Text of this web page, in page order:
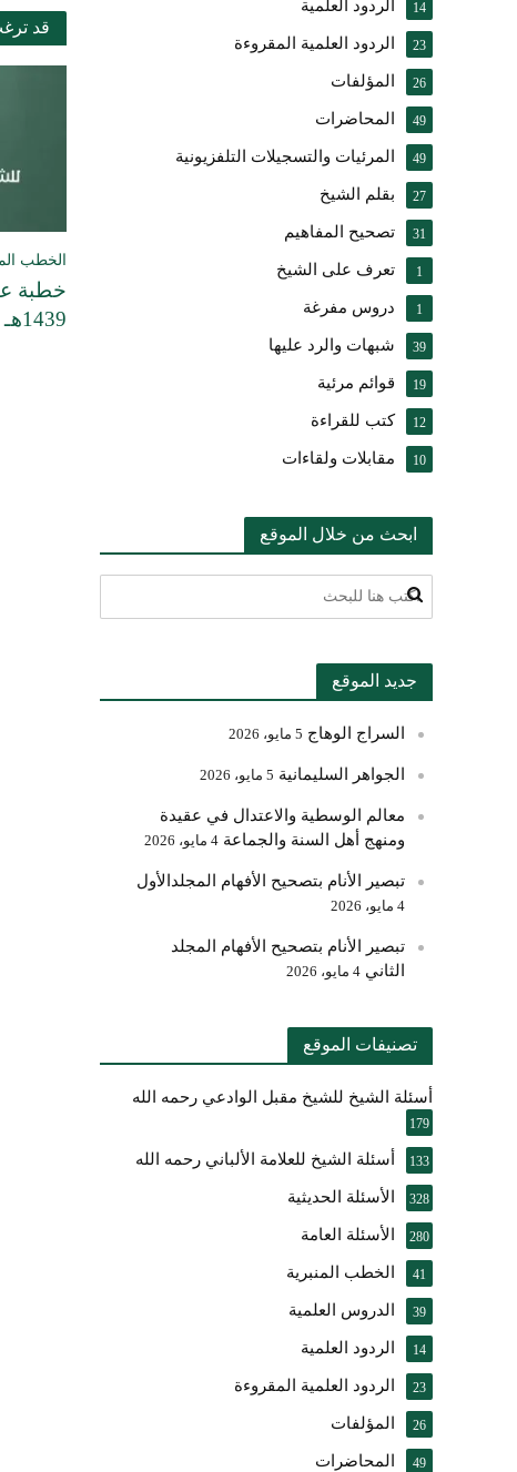
قد
الخطب
خطبة
1439هـ .
الردود العلمية 14
الردود العلمية المقروءة 23
المؤلفات 26
المحاضرات 49
المرئيات والتسجيلات التلفزيونية 49
بقلم الشيخ 27
تصحيح المفاهيم 31
تعرف على الشيخ 1
دروس مفرغة 1
شبهات والرد عليها 39
قوائم مرئية 19
كتب للقراءة 12
مقابلات ولقاءات 10
ابحث من خلال الموقع
جديد الموقع
السراج الوهاج 5 مايو، 2026
الجواهر السليمانية 5 مايو، 2026
معالم الوسطية والاعتدال في عقيدة
ومنهج أهل السنة والجماعة 4 مايو، 2026
تبصير الأنام بتصحيح الأفهام المجلدالأول
4 مايو، 2026
تبصير الأنام بتصحيح الأفهام المجلد
الثاني 4 مايو، 2026
تصنيفات الموقع
أسئلة الشيخ للشيخ مقبل الوادعي رحمه الله
179
أسئلة الشيخ للعلامة الألباني رحمه الله 133
الأسئلة الحديثية 328
الأسئلة العامة 280
الخطب المنبرية 41
الدروس العلمية 39
الردود العلمية 14
الردود العلمية المقروءة 23
المؤلفات 26
المحاضرات 49